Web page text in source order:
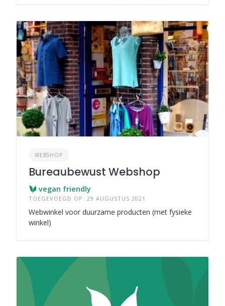
WEBSHOP
Bureaubewust Webshop
vegan friendly
TOEGEVOEGD OP: 29 AUGUSTUS 2021
Webwinkel voor duurzame producten (met fysieke
winkel)